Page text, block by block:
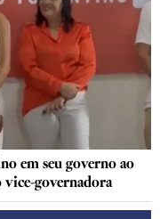
em seu governo ao
governadora